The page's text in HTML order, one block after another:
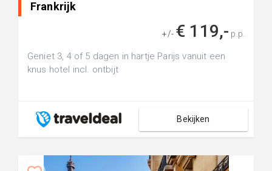
Frankrijk
+/- € 119,- p.p.
Geniet 3, 4 of 5 dagen in hartje Parijs vanuit een
knus hotel incl. ontbijt
Bekijken